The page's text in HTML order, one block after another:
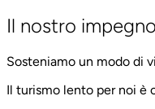
Il nostro
Sosteniamo un modo di
Il turismo lento per noi è